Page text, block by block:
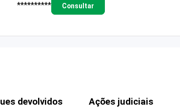
**********
Consultar
devolvidos Ações judiciais